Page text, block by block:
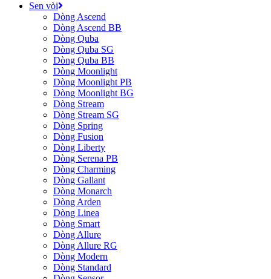
Sen vòi
Dòng Ascend
Dòng Ascend BB
Dòng Quba
Dòng Quba SG
Dòng Quba BB
Dòng Moonlight
Dòng Moonlight PB
Dòng Moonlight BG
Dòng Stream
Dòng Stream SG
Dòng Spring
Dòng Fusion
Dòng Liberty
Dòng Serena PB
Dòng Charming
Dòng Gallant
Dòng Monarch
Dòng Arden
Dòng Linea
Dòng Smart
Dòng Allure
Dòng Allure RG
Dòng Modern
Dòng Standard